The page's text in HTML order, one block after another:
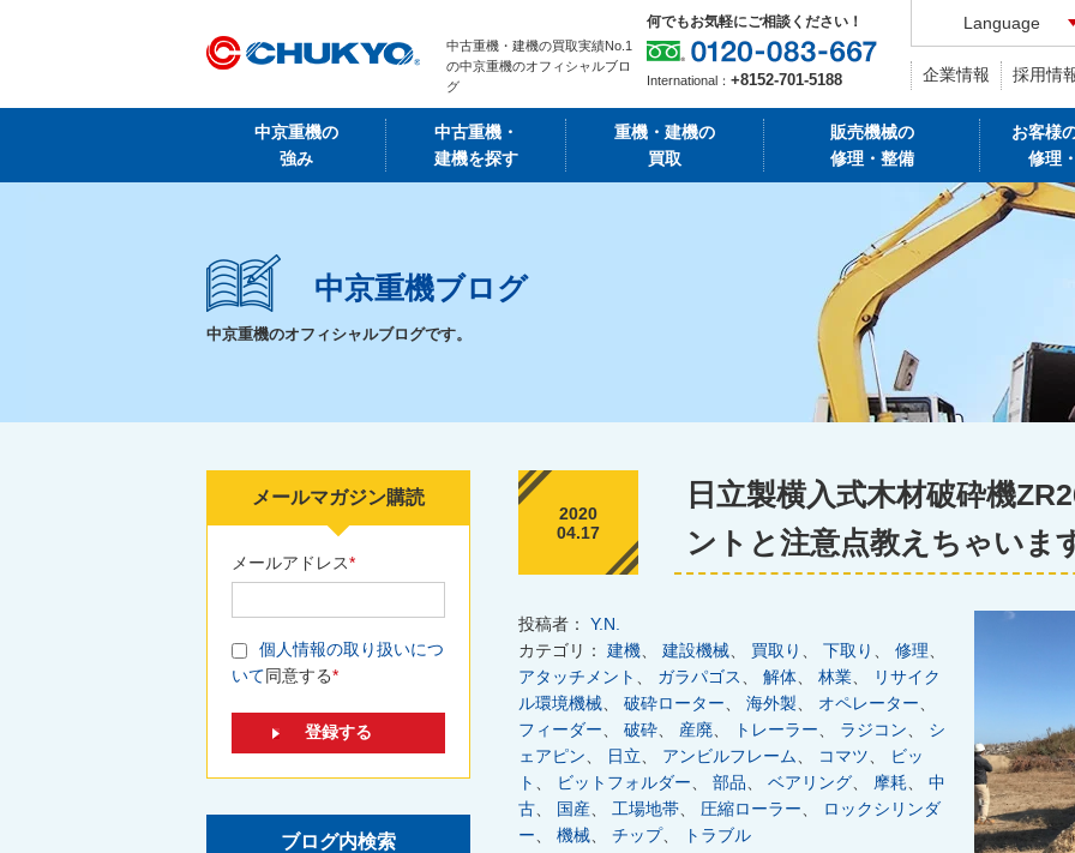
中古重機・建機の買取実績No.1
の中京重機のオフィシャルブロ
グ
何でもお気軽にご相談ください！
International： +8152-701-5188
Language
企業情報 採用情
中京重機の
強み
中古重機・
建機を探す
重機・建機の
買取
販売機械の
修理・整備
お客様
修理
中京重機ブログ
中京重機のオフィシャルブログです。
2020
04.17
日立製横入式木材破砕機
ントと注意点教えちゃいま
投稿者： Y.N.
カテゴリ： 建機 建設機械 買取り 下取り 修理
アタッチメント
ガラパゴス 解体 林業
リサイク
ル環境機械
破砕ローター 海外製 オペレーター
フィーダー
破砕 産廃 トレーラー ラジコン
シ
ェアピン
日立 アンビルフレーム コマツ
ビッ
ト
ビットフォルダー 部品 ベアリング 摩耗
中
古
国産 工場地帯 圧縮ローラー
ロックシリンダ
ー
機械 チップ、 トラブル
メールマガジン購読
メールアドレス*
個人情報の取り扱いにつ
いて同意する*
ブログ内検索